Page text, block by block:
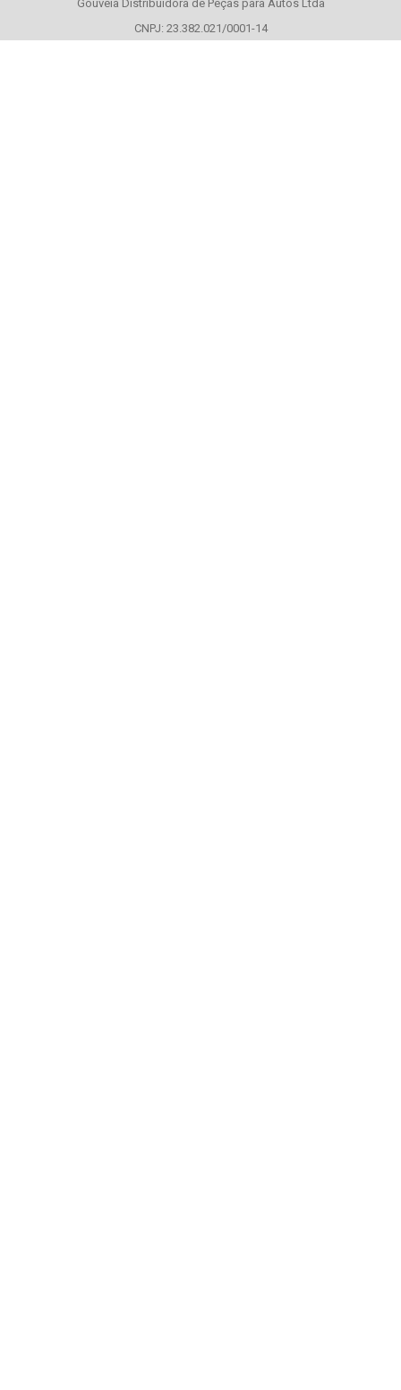
Gouveia Distribuidora de Peças para Autos Ltda
CNPJ: 23.382.021/0001-14